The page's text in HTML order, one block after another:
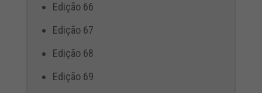
Edição 66
Edição 67
Edição 68
Edição 69